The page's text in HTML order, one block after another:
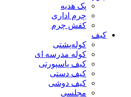
پک هدیه
چرم اداری
کفش چرم
کیف
کوله‌پشتی
کوله مدرسه ای
کیف پاسپورتی
کیف دستی
کیف دوشی
مجلسی